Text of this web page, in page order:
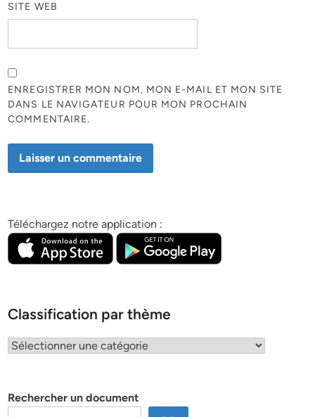
SITE WEB
ENREGISTRER MON NOM, MON E-MAIL ET MON SITE
DANS LE NAVIGATEUR POUR MON PROCHAIN
COMMENTAIRE.
Téléchargez notre application :
Classification par thème
Classification
Rechercher un document